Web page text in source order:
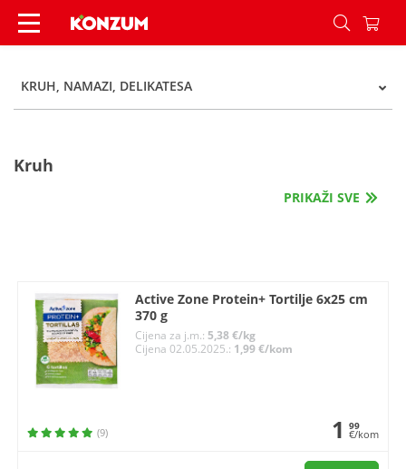
Kruh, namazi, delikatesa - Kategorije - Konzum
KRUH, NAMAZI, DELIKATESA
Kruh
PRIKAŽI SVE
Active Zone Protein+ Tortilje 6x25 cm
370 g
Cijena za j.m.: 5,38 €/kg
Cijena 02.05.2025.: 1,99 €/kom
(9) 1 99
€/kom